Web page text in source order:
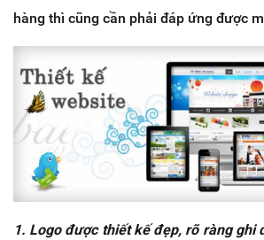
hàng thì cũng cần phải đáp ứng được
1. Logo được thiết kế đẹp, rõ ràng ghi